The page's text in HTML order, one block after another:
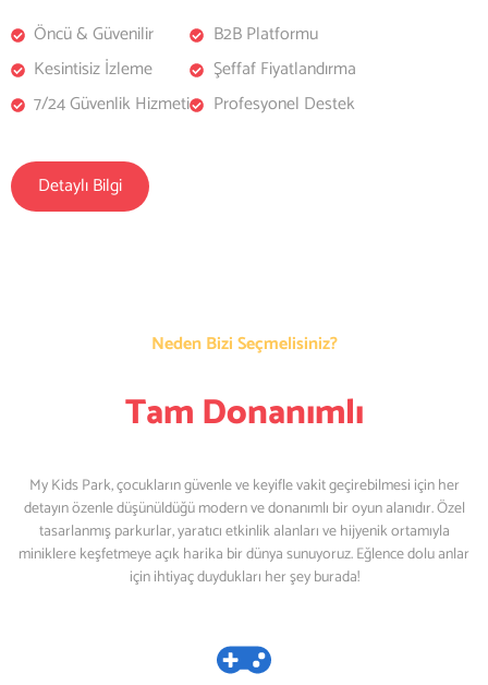
Öncü & Güvenilir
Kesintisiz İzleme
7/24 Güvenlik Hizmeti
B2B Platformu
Şeffaf Fiyatlandırma
Profesyonel Destek
Detaylı Bilgi
Neden Bizi Seçmelisiniz?
Tam Donanımlı
My Kids Park, çocukların güvenle ve keyifle vakit geçirebilmesi için her
detayın özenle düşünüldüğü modern ve donanımlı bir oyun alanıdır. Özel
tasarlanmış parkurlar, yaratıcı etkinlik alanları ve hijyenik ortamıyla
miniklere keşfetmeye açık harika bir dünya sunuyoruz. Eğlence dolu anlar
için ihtiyaç duydukları her şey burada!